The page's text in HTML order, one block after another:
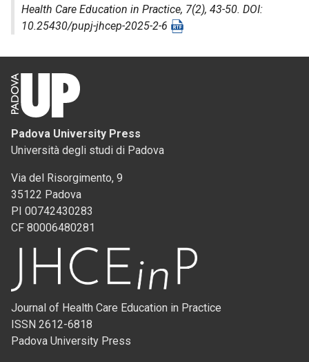
Health Care Education in Practice, 7(2), 43-50. DOI:
10.25430/pupj-jhcep-2025-2-6
Padova University Press
Università degli studi di Padova
Via del Risorgimento, 9
35122 Padova
PI 00742430283
CF 80006480281
Journal of Health Care Education in Practice
ISSN 2612-6818
Padova University Press